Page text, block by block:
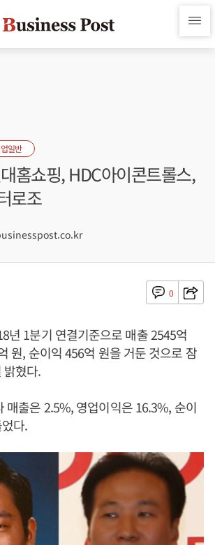
일반
홈쇼핑, HDC아이콘트롤스,
로조
0
년 1분기 연결기준으로 매출 2545억
원, 순이익 456억 원을 거둔 것으로 잠
밝혔다.
매출은 2.5%, 영업이익은 16.3%, 순이
다.